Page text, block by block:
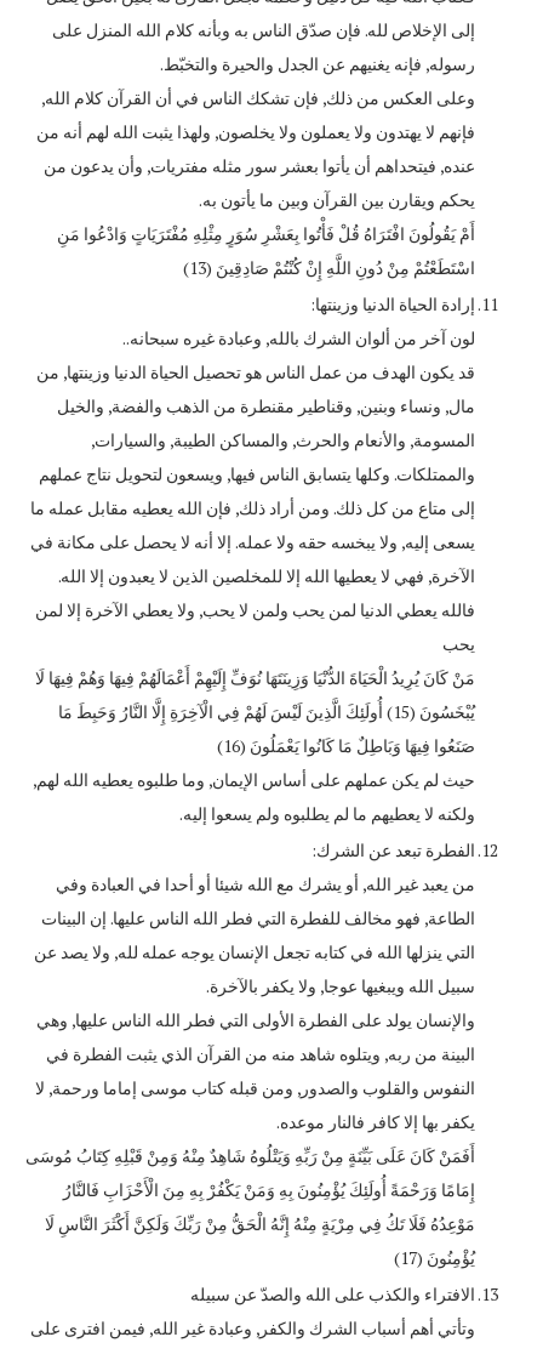
إلى الإخلاص لله. فإن صدّق الناس به وبأنه كلام الله المنزل على
رسوله, فإنه يغنيهم عن الجدل والحيرة والتخبّط.
وعلى العكس من ذلك, فإن تشكك الناس في أن القرآن كلام الله,
فإنهم لا يهتدون ولا يعملون ولا يخلصون, ولهذا يثبت الله لهم أنه من
عنده, فيتحداهم أن يأتوا بعشر سور مثله مفتريات, وأن يدعون من
يحكم ويقارن بين القرآن وبين ما يأتون به.
أَمْ يَقُولُونَ افْتَرَاهُ قُلْ فَأْتُوا بِعَشْرِ سُوَرٍ مِثْلِهِ مُفْتَرَيَاتٍ وَادْعُوا مَنِ
اسْتَطَعْتُمْ مِنْ دُونِ اللَّهِ إِنْ كُنْتُمْ صَادِقِينَ (13)
إرادة الحياة الدنيا وزينتها:
لون آخر من ألوان الشرك بالله, وعبادة غيره سبحانه..
قد يكون الهدف من عمل الناس هو تحصيل الحياة الدنيا وزينتها, من
مال, ونساء وبنين, وقناطير مقنطرة من الذهب والفضة, والخيل
المسومة, والأنعام والحرث, والمساكن الطيبة, والسيارات,
والممتلكات. وكلها يتسابق الناس فيها, ويسعون لتحويل نتاج عملهم
إلى متاع من كل ذلك. ومن أراد ذلك, فإن الله يعطيه مقابل عمله ما
يسعى إليه, ولا يبخسه حقه ولا عمله. إلا أنه لا يحصل على مكانة في
الآخرة, فهي لا يعطيها الله إلا للمخلصين الذين لا يعبدون إلا الله.
فالله يعطي الدنيا لمن يحب ولمن لا يحب, ولا يعطي الآخرة إلا لمن
يحب
مَنْ كَانَ يُرِيدُ الْحَيَاةَ الدُّنْيَا وَزِينَتَهَا نُوَفِّ إِلَيْهِمْ أَعْمَالَهُمْ فِيهَا وَهُمْ فِيهَا لَا
يُبْخَسُونَ (15) أُولَئِكَ الَّذِينَ لَيْسَ لَهُمْ فِي الْآخِرَةِ إِلَّا النَّارُ وَحَبِطَ مَا
صَنَعُوا فِيهَا وَبَاطِلٌ مَا كَانُوا يَعْمَلُونَ (16)
حيث لم يكن عملهم على أساس الإيمان, وما طلبوه يعطيه الله لهم,
ولكنه لا يعطيهم ما لم يطلبوه ولم يسعوا إليه.
الفطرة تبعد عن الشرك:
من يعبد غير الله, أو يشرك مع الله شيئا أو أحدا في العبادة وفي
الطاعة, فهو مخالف للفطرة التي فطر الله الناس عليها. إن البينات
التي ينزلها الله في كتابه تجعل الإنسان يوجه عمله لله, ولا يصد عن
سبيل الله ويبغيها عوجا, ولا يكفر بالآخرة.
والإنسان يولد على الفطرة الأولى التي فطر الله الناس عليها, وهي
البينة من ربه, ويتلوه شاهد منه من القرآن الذي يثبت الفطرة في
النفوس والقلوب والصدور, ومن قبله كتاب موسى إماما ورحمة, لا
يكفر بها إلا كافر فالنار موعده.
أَفَمَنْ كَانَ عَلَى بَيِّنَةٍ مِنْ رَبِّهِ وَيَتْلُوهُ شَاهِدٌ مِنْهُ وَمِنْ قَبْلِهِ كِتَابُ مُوسَى
إِمَامًا وَرَحْمَةً أُولَئِكَ يُؤْمِنُونَ بِهِ وَمَنْ يَكْفُرْ بِهِ مِنَ الْأَحْزَابِ فَالنَّارُ
مَوْعِدُهُ فَلَا تَكُ فِي مِرْيَةٍ مِنْهُ إِنَّهُ الْحَقُّ مِنْ رَبِّكَ وَلَكِنَّ أَكْثَرَ النَّاسِ لَا
يُؤْمِنُونَ (17)
الافتراء والكذب على الله والصدّ عن سبيله
وتأتي أهم أسباب الشرك والكفر, وعبادة غير الله, فيمن افترى على